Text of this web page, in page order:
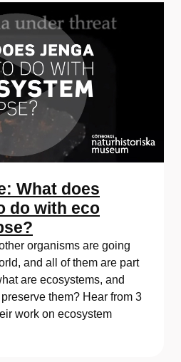
What does
do with eco
organisms are going
and all of them are part
are ecosystems, and
them? Hear from 3
work on ecosystem